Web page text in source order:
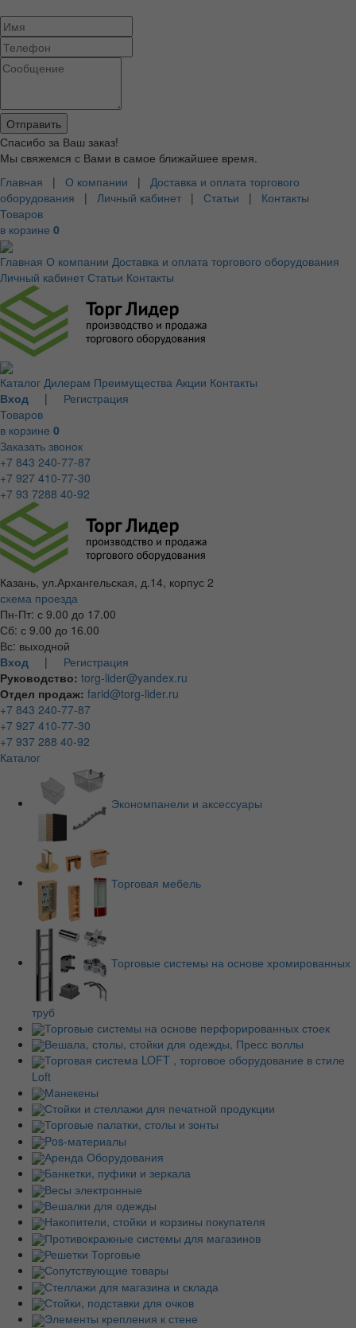
Спасибо за Ваш заказ!
Мы свяжемся с Вами в самое ближайшее время.
Главная | О компании | Доставка и оплата торгового
оборудования | Личный кабинет | Статьи | Контакты
Товаров
в корзине 0
Главная О компании Доставка и оплата торгового оборудования
Личный кабинет Статьи Контакты
Каталог Дилерам Преимущества Акции Контакты
Вход | Регистрация
Товаров
в корзине 0
Заказать звонок
+7 843 240-77-87
+7 927 410-77-30
+7 93 7288 40-92
Казань, ул.Архангельская, д.14, корпус 2
схема проезда
Пн-Пт: с 9.00 до 17.00
Сб: с 9.00 до 16.00
Вс: выходной
Вход | Регистрация
Руководство: torg-lider@yandex.ru
Отдел продаж: farid@torg-lider.ru
+7 843 240-77-87
+7 927 410-77-30
+7 937 288 40-92
Каталог
Экономпанели и аксессуары
Торговая мебель
Торговые системы на основе хромированных
труб
Торговые системы на основе перфорированных стоек
Вешала, столы, стойки для одежды, Пресс воллы
Торговая система LOFT , торговое оборудование в стиле
Loft
Манекены
Стойки и стеллажи для печатной продукции
Торговые палатки, столы и зонты
Pos-материалы
Аренда Оборудования
Банкетки, пуфики и зеркала
Весы электронные
Вешалки для одежды
Накопители, стойки и корзины покупателя
Противокражные системы для магазинов
Решетки Торговые
Сопутствующие товары
Стеллажи для магазина и склада
Стойки, подставки для очков
Элементы крепления к стене